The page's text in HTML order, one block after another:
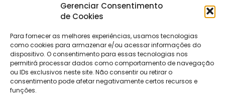
Gerenciar Consentimento
de Cookies
Para fornecer as melhores experiências, usamos tecnologias
como cookies para armazenar e/ou acessar informações do
dispositivo. O consentimento para essas tecnologias nos
permitirá processar dados como comportamento de navegação
ou IDs exclusivos neste site. Não consentir ou retirar o
consentimento pode afetar negativamente certos recursos e
funções.
FOLLOW US